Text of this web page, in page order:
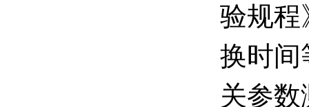
验规程
换时间
关参